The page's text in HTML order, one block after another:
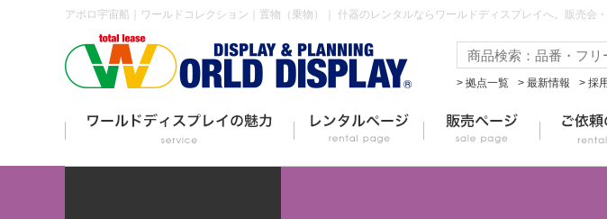
アポロ宇宙船｜ワールドコレクション｜置物（乗物）｜ 什器のレンタルならワールドディスプレイへ。販売会
> 拠点一覧 > 最新情報 > 採